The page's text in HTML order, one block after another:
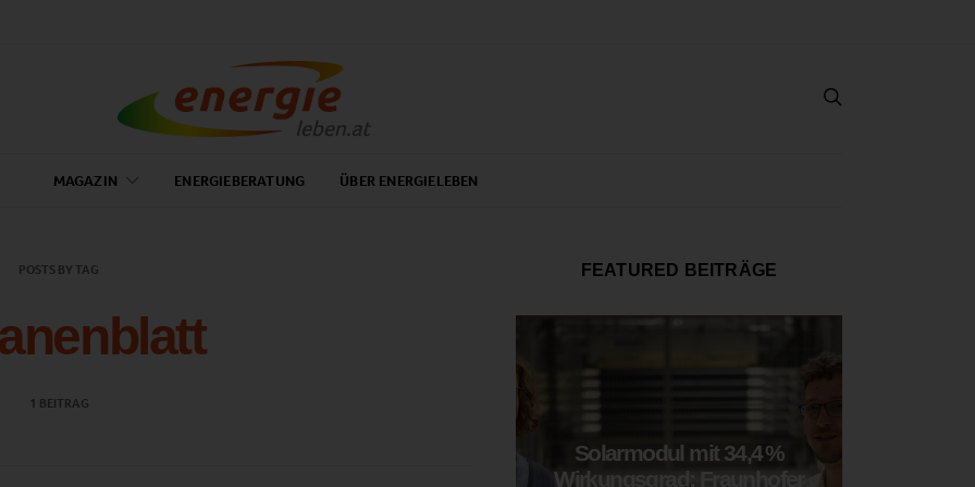
MAGAZIN ENERGIEBERATUNG ÜBER ENERGIELEBEN
POSTS BY TAG
1 BEITRAG
FEATURED BEITRÄGE
Solarmodul mit 34,4 %
Wirkungsgrad: Fraunhofer